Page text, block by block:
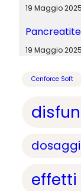
19 Maggio 2025
19 Maggio 2025
Cenforce Soft